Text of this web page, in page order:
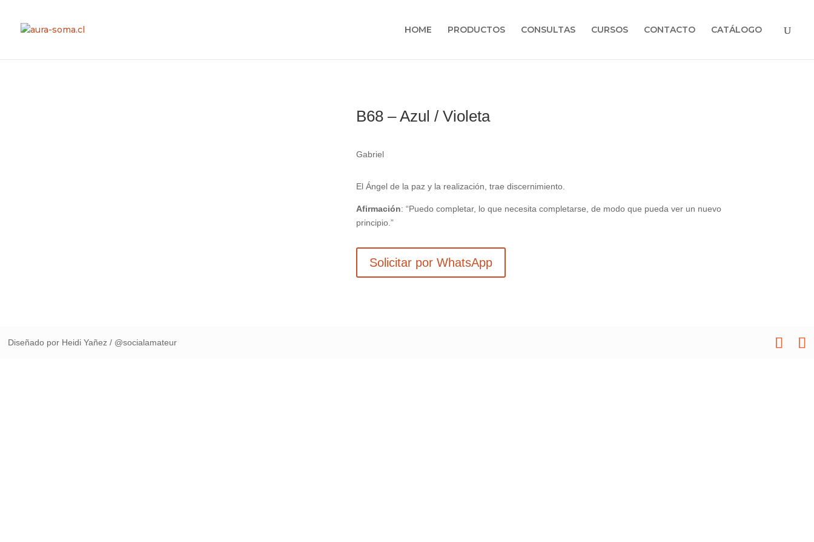
HOME PRODUCTOS CONSULTAS CURSOS CONTACTO CATÁLOGO
B68 – Azul / Violeta
Gabriel
El Ángel de la paz y la realización, trae discernimiento.
Afirmación: “Puedo completar, lo que necesita completarse, de modo que pueda ver un nuevo
principio.”
Solicitar por WhatsApp
Diseñado por Heidi Yañez / @socialamateur